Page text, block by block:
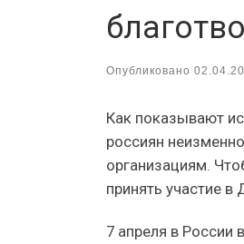
Опубликовано
Как показывают
россиян
организациям.
принять участие в
7 апреля в России